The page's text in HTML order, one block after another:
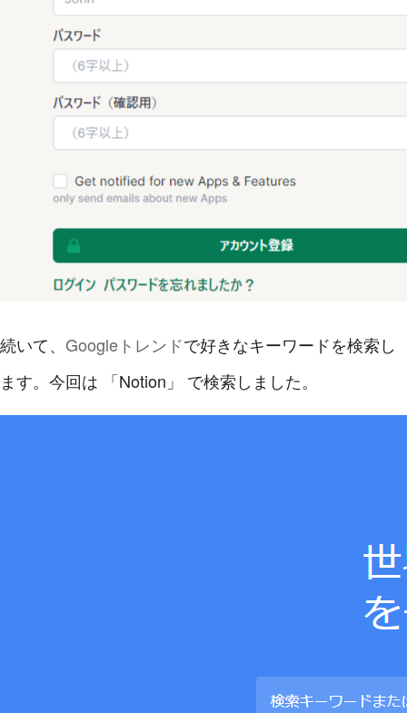
続いて、 Googleトレンドで好きなキーワードを検索し
ます。今回は 「Notion」 で検索しました。